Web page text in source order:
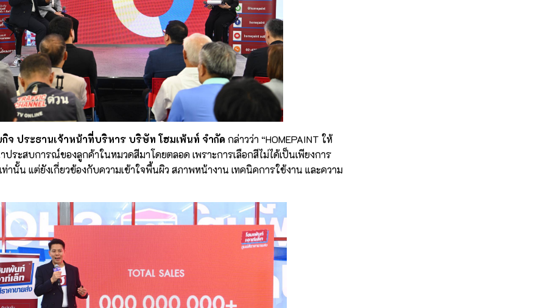
จ ประธานเจ้าหน้าที่บริหาร บริษัท โฮมเพ้นท์ จำกัด กล่าวว่า “HOMEPAINT ให้
ะสบการณ์ของลูกค้าในหมวดสีมาโดยตลอด เพราะการเลือกสีไม่ได้เป็นเพียงการ
านั้น แต่ยังเกี่ยวข้องกับความเข้าใจพื้นผิว สภาพหน้างาน เทคนิคการใช้งาน และความ